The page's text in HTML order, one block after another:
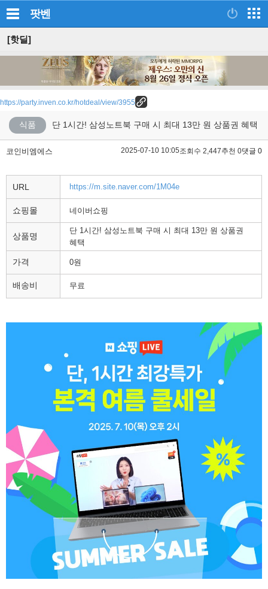
팟벤
[핫딜]
https://party.inven.co.kr/hotdeal/view/3955
식품 단 1시간! 삼성노트북 구매 시 최대 13만 원 상품권 혜택
코인비엠에스 2025-07-10 10:05조회수 2,447추천 0댓글 0
URL https://m.site.naver.com/1M04e
쇼핑몰 네이버쇼핑
상품명
단 1시간! 삼성노트북 구매 시 최대 13만 원 상품권
혜택
가격 0원
배송비 무료